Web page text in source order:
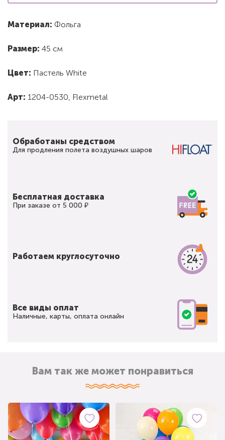
Материал: Фольга
Размер: 45 см
Цвет: Пастель White
Арт: 1204-0530, Flexmetal
Обработаны средством
Для продления полета воздушных шаров
Бесплатная доставка
При заказе от 5 000 ₽
Работаем круглосуточно
Все виды оплат
Наличные, карты, оплата онлайн
Вам так же может понравиться